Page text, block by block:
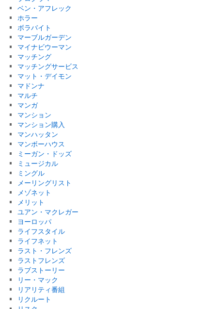
ベン・アフレック
ホラー
ボラバイト
マーブルガーデン
マイナビウーマン
マッチング
マッチングサービス
マット・デイモン
マドンナ
マルチ
マンガ
マンション
マンション購入
マンハッタン
マンボーハウス
ミーガン・ドッズ
ミュージカル
ミングル
メーリングリスト
メゾネット
メリット
ユアン・マクレガー
ヨーロッパ
ライフスタイル
ライフネット
ラスト・フレンズ
ラストフレンズ
ラブストーリー
リー・マック
リアリティ番組
リクルート